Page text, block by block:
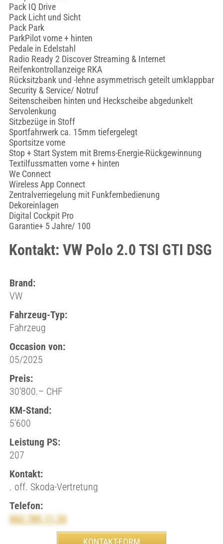
Pack IQ Drive
Pack Licht und Sicht
Pack Park
ParkPilot vorne + hinten
Pedale in Edelstahl
Radio Ready 2 Discover Streaming & Internet
Reifenkontrollanzeige RKA
Rücksitzbank und -lehne asymmetrisch geteilt umklappbar
Security & Service/ Notruf
Seitenscheiben hinten und Heckscheibe abgedunkelt
Servolenkung
Sitzbezüge in Stoff
Sportfahrwerk ca. 15mm tiefergelegt
Sportsitze vorne
Stop + Start System mit Brems-Energie-Rückgewinnung
Textilfussmatten vorne + hinten
We Connect
Wireless App Connect
Zentralverriegelung mit Funkfernbedienung
Dekoreinlagen
Digital Cockpit Pro
Garantie+ 5 Jahre/ 100
Kontakt: VW Polo 2.0 TSI GTI DSG
Brand:
VW
Fahrzeug-Typ:
Fahrzeug
Occasion von:
05/2025
Preis:
30’800.– CHF
KM-Stand:
5’600
Leistung PS:
207
Kontakt:
. off. Skoda-Vertretung
Telefon:
062 785 11 33